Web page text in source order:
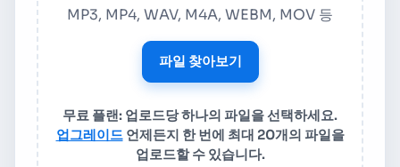
MP3, MP4, WAV, M4A, WEBM, MOV 등
파일 찾아보기
무료 플랜: 업로드당 하나의 파일을 선택하세요.
업그레이드언제든지 한 번에 최대 20개의 파일을
업로드할 수 있습니다.